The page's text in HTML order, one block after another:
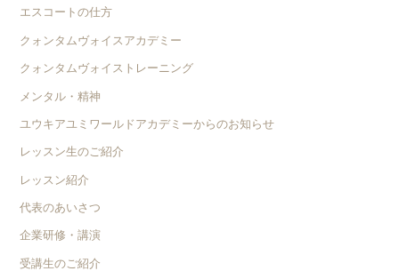
エスコートの仕方
クォンタムヴォイスアカデミー
クォンタムヴォイストレーニング
メンタル・精神
ユウキアユミワールドアカデミーからのお知らせ
レッスン生のご紹介
レッスン紹介
代表のあいさつ
企業研修・講演
受講生のご紹介